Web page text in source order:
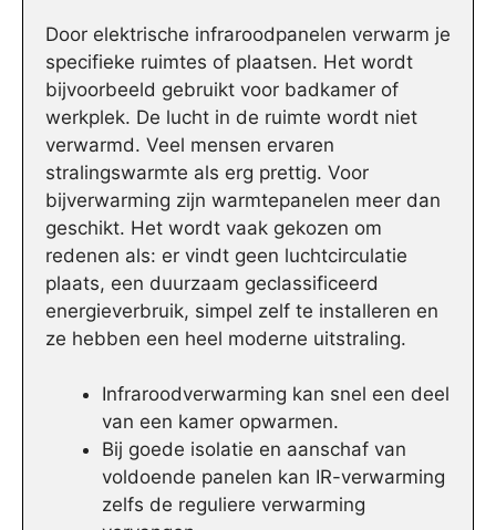
Door elektrische infraroodpanelen verwarm je
specifieke ruimtes of plaatsen. Het wordt
bijvoorbeeld gebruikt voor badkamer of
werkplek. De lucht in de ruimte wordt niet
verwarmd. Veel mensen ervaren
stralingswarmte als erg prettig. Voor
bijverwarming zijn warmtepanelen meer dan
geschikt. Het wordt vaak gekozen om
redenen als: er vindt geen luchtcirculatie
plaats, een duurzaam geclassificeerd
energieverbruik, simpel zelf te installeren en
ze hebben een heel moderne uitstraling.
Infraroodverwarming kan snel een deel
van een kamer opwarmen.
Bij goede isolatie en aanschaf van
voldoende panelen kan IR-verwarming
zelfs de reguliere verwarming